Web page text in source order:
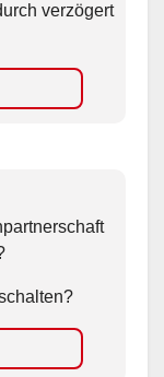
verzögert